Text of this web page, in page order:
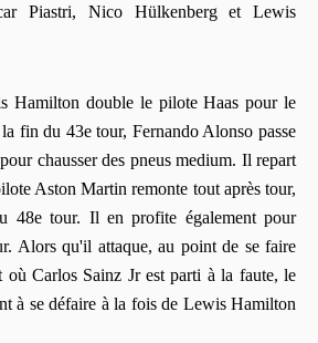
Piastri, Nico Hülkenberg et Lewis
Hamilton double le pilote Haas pour le
fin du 43e tour, Fernando Alonso passe
chausser des pneus medium. Il repart
Aston Martin remonte tout après tour,
48e tour. Il en profite également pour
Alors qu'il attaque, au point de se faire
où Carlos Sainz Jr est parti à la faute, le
à se défaire à la fois de Lewis Hamilton